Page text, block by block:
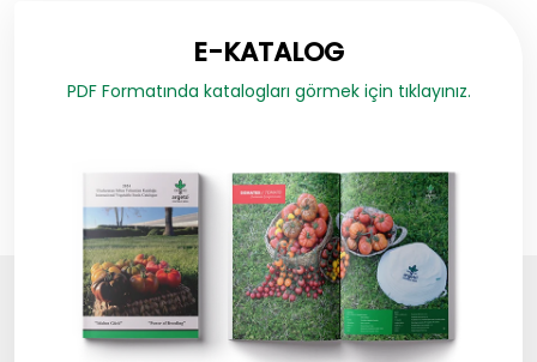
E-KATALOG
PDF Formatında katalogları görmek için tıklayınız.